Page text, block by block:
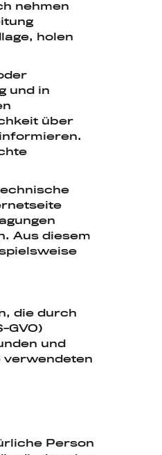
nehmen
holen
und in
über
Aus diesem
die durch
GVO)
und
verwendeten
Person